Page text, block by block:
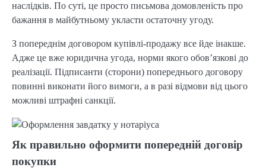
наслідків. По суті, це просто письмова домовленість про
бажання в майбутньому укласти остаточну угоду.
З попереднім договором купівлі-продажу все йде інакше.
Адже це вже юридична угода, норми якого обов’язкові до
реалізації. Підписанти (сторони) попереднього договору
повинні виконати його вимоги, а в разі відмови від цього
можливі штрафні санкції.
Як правильно оформити попередній договір
покупки